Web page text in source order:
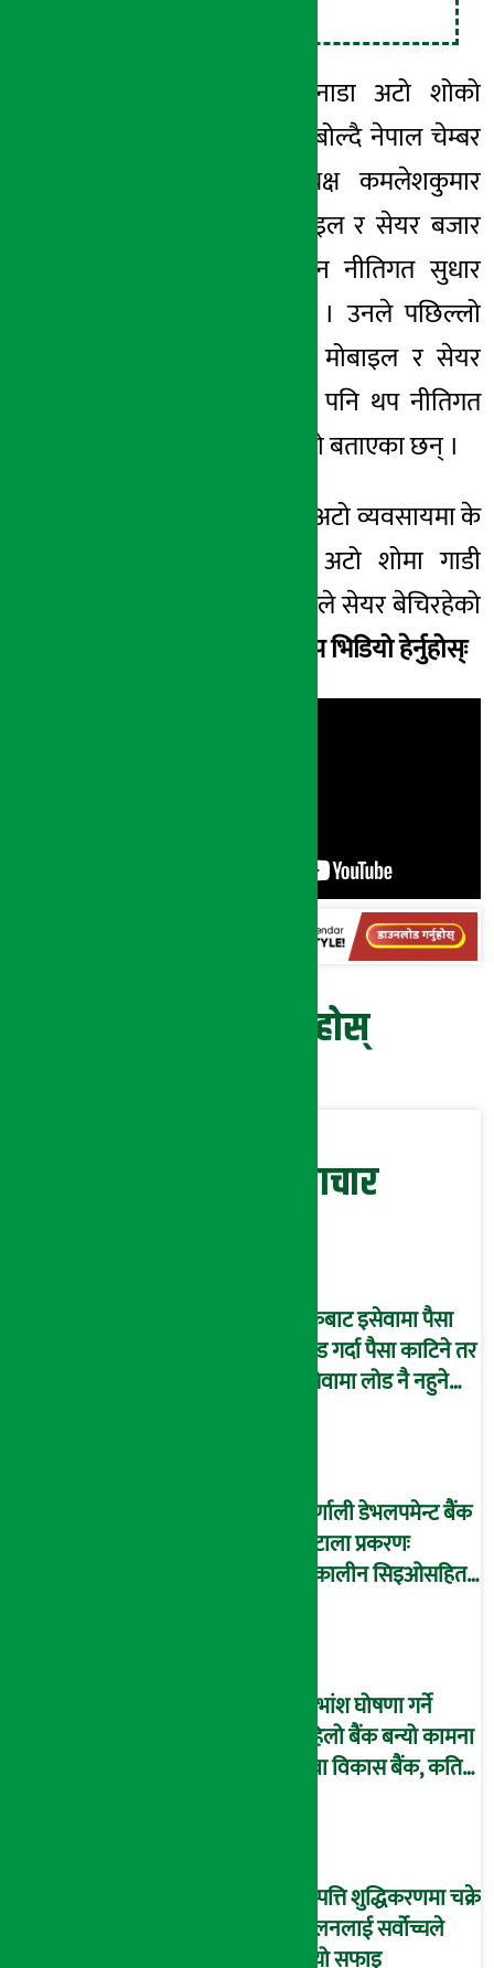
नाडा अटो शोको
उद्‌घाटन कार्यक्रममा बोल्दै नेपाल चेम्बर
अफ कमर्सका अध्यक्ष कमलेशकुमार
अग्रवालले अटो मोबाइल र सेयर बजार
क्षेत्रलाई सुदृढ बनाउन नीतिगत सुधार
गर्नुपर्ने बताएका छन् । उनले पछिल्लो
केही समययता अटो मोबाइल र सेयर
बजार चलायमान भए पनि थप नीतिगत
सुधार आवश्यक भएको बताएका छन् ।
आखिर सेयर बजार र अटो व्यवसायमा के
सम्बन्ध छ ? नाडा अटो शोमागाडी
ट्रेडरहरुलेसेयर बेचिरहेको
थप भिडियो हेर्नुहोस्ः
प्रतिक्रिया दिनुहोस्
सम्बन्धित समाचार
बैंकबाट इसेवामा पैसा
लोड गर्दा पैसा काटिने तर
इसेवामा लोड नै नहुने
कर्णाली डेभलपमेन्ट बैंक
घोटाला प्रकरणः
तत्कालीन सिइओसहित
लाभांश घोषणा गर्ने
पहिलो बैंक बन्यो कामना
सेवा विकास बैंक, कति
सम्पत्ति शुद्धिकरणमा चक्रे
मिलनलाई सर्वोच्चले